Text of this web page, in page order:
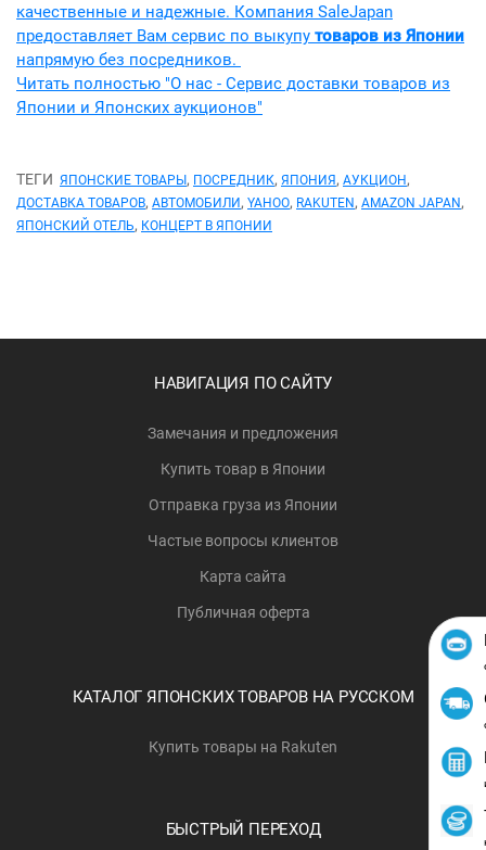
качественные и надежные. Компания SaleJapan
предоставляет Вам сервис по выкупу товаров из Японии
напрямую без посредников.
Читать полностью "О нас - Сервис доставки товаров из
Японии и Японских аукционов"
ТЕГИ ЯПОНСКИЕ ТОВАРЫ , ПОСРЕДНИК, ЯПОНИЯ , АУКЦИОН ,
ДОСТАВКА ТОВАРОВ, АВТОМОБИЛИ , YAHOO, RAKUTEN , AMAZON JAPAN ,
ЯПОНСКИЙ ОТЕЛЬ, КОНЦЕРТ В ЯПОНИИ
НАВИГАЦИЯ ПО САЙТУ
Замечания и предложения
Купить товар в Японии
Отправка груза из Японии
Частые вопросы клиентов
Карта сайта
Публичная оферта
КАТАЛОГ ЯПОНСКИХ ТОВАРОВ НА РУССКОМ
Купить товары на Rakuten
БЫСТРЫЙ ПЕРЕХОД